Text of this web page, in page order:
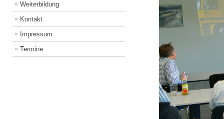
Weiterbildung
Kontakt
Impressum
Termine